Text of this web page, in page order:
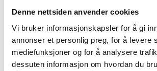
Denne nettsiden anvender cookies
Vi bruker informasjonskapsler for å gi
annonser et personlig preg, for å levere
mediefunksjoner og for å analysere
dessuten informasjon om hvordan du
RELÄ 'High Performance' 12V 200A 4-pins